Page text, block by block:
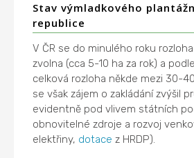
Stav výmladkového
republice
V ČR se do minulého roku
zvolna (cca 5-10 ha za rok) a
celková rozloha někde mezi 30-
se však zájem o zakládání zvýšil
evidentně pod vlivem státních
obnovitelné zdroje a rozvoj
elektřiny, dotace z HRDP).